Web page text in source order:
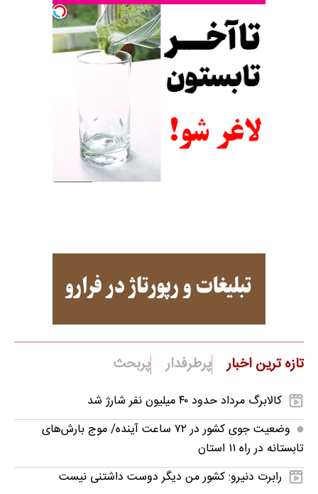
تازه ترین اخبار پرطرفدار پربحث
کالابرگ مرداد حدود ۴۰‌ میلیون نفر شارژ شد
وضعیت جوی کشور در ۷۲ ساعت آینده/ موج بارش‌های
تابستانه در راه ۱۱ استان
رابرت دنیرو: کشور من دیگر دوست داشتنی نیست